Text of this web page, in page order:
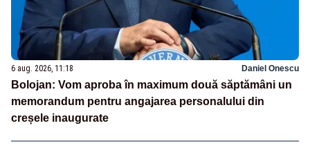
6 aug. 2026, 11:18 Daniel Onescu
Bolojan: Vom aproba în maximum două săptămâni un
memorandum pentru angajarea personalului din
creșele inaugurate